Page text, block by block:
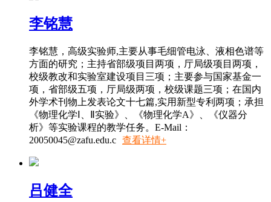
李铭慧
李铭慧，高级实验师,主要从事毛细管电泳、液相色谱等
方面的研究；主持省部级项目两项，厅局级项目两项，
校级教改和实验室建设项目三项；主要参与国家基金一
项，省部级五项，厅局级两项，校级课题三项；在国内
外学术刊物上发表论文十七篇,实用新型专利两项；承担
《物理化学Ⅰ、Ⅱ实验》、《物理化学A》、《仪器分
析》等实验课程的教学任务。E-Mail：
20050045@zafu.edu.c 查看详情+
吕健全